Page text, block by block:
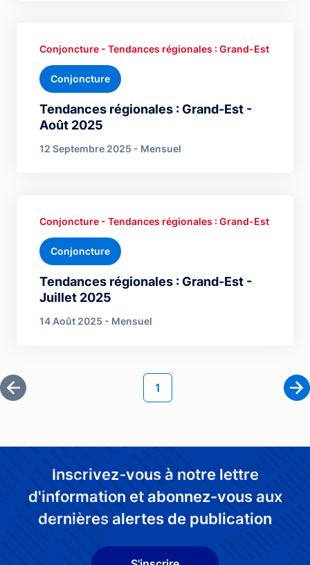
Tendances régionales : Grand-Est -
Août 2025
Conjoncture - Tendances régionales : Grand-Est
Conjoncture
12 Septembre 2025 - Mensuel
Tendances régionales : Grand-Est -
Juillet 2025
Conjoncture - Tendances régionales : Grand-Est
Conjoncture
14 Août 2025 - Mensuel
Première page
Page courante
1
Inscrivez-vous à notre lettre
d'information et abonnez-vous aux
dernières alertes de publication